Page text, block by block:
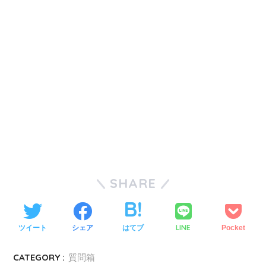
SHARE
ツイート シェア はてブ LINE Pocket
CATEGORY : 質問箱